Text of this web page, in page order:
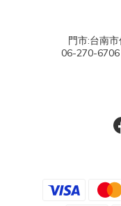
門市:台南
06-270-